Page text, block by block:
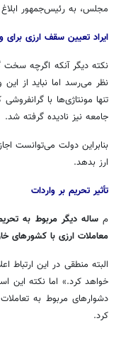
مجلس، به رئیس‌جمهور ابلاغ
ایراد تعیین سقف ارزی برای
نکته دیگر آنکه اگرچه سخت
نظر می‌رسد اما نباید از
تنها مونتاژی‌ها باگرانفروشی
جامعه نیز نادیده گرفته شد.
ارز بدهد.
تأثیر تحریم بر واردات
م ساله دیگر مربوط به
معاملات ارزی با کشورهای
البته منطقی در این ارتباط
خواهد کرد.» اما نکته این
دشوارهای مربوط به
کرد.